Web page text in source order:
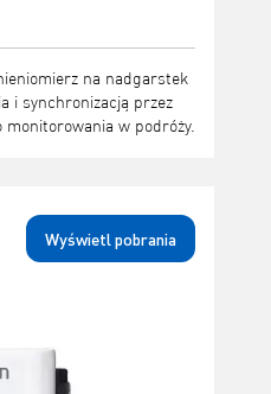
na nadgarstek
i synchronizacją przez
monitorowania w podróży.
Wyświetl pobrania